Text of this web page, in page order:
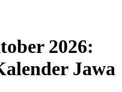
2026:
Jawa